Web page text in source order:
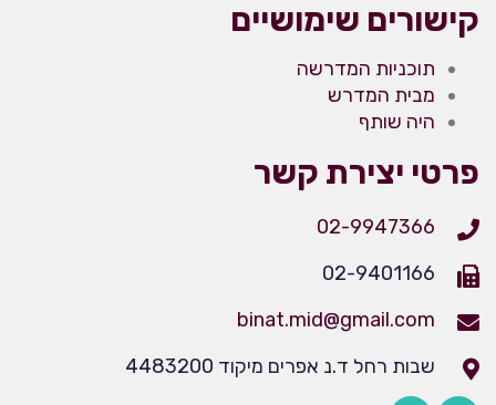
קישורים שימושיים
תוכניות המדרשה
מבית המדרש
היה שותף
פרטי יצירת קשר
02-9947366
02-9401166
binat.mid@gmail.com
שבות רחל ד.נ אפרים מיקוד 4483200